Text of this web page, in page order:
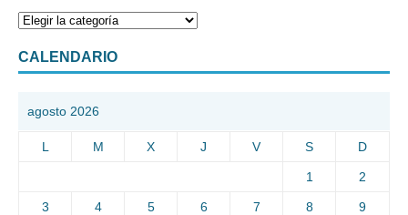
CALENDARIO
agosto 2026
L M X J V S D
1 2
3 4 5 6 7 8 9